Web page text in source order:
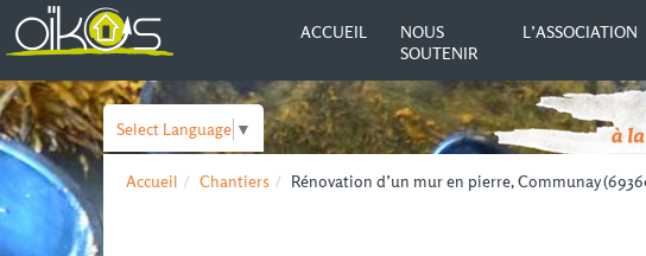
ACCUEIL
NOUS
SOUTENIR
L’ASSOCIATION
Select Language ▼
Accueil Chantiers Rénovation d’un mur en pierre, Communay